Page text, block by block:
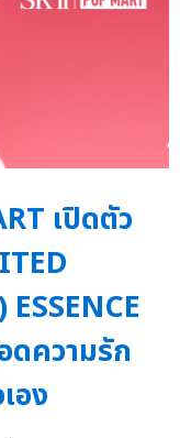
เปิดตัว
ดความรัก
อง